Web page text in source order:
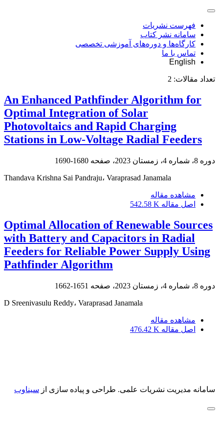
فهرست نشریات
سامانه نشر کتاب
کارگاه‌ها و دوره‌های آموزشی تخصصی
تماس با ما
English
تعداد مقالات: 2
An Enhanced Pathfinder Algorithm for
Optimal Integration of Solar
Photovoltaics and Rapid Charging
Stations in Low-Voltage Radial Feeders
دوره 8، شماره 4، زمستان 2023، صفحه 1680-1690
Thandava Krishna Sai Pandraju، Varaprasad Janamala
مشاهده مقاله
اصل مقاله 542.58 K
Optimal Allocation of Renewable Sources
with Battery and Capacitors in Radial
Feeders for Reliable Power Supply Using
Pathfinder Algorithm
دوره 8، شماره 4، زمستان 2023، صفحه 1651-1662
D Sreenivasulu Reddy، Varaprasad Janamala
مشاهده مقاله
اصل مقاله 476.42 K
سامانه مدیریت نشریات علمی. طراحی و پیاده سازی از سیناوب